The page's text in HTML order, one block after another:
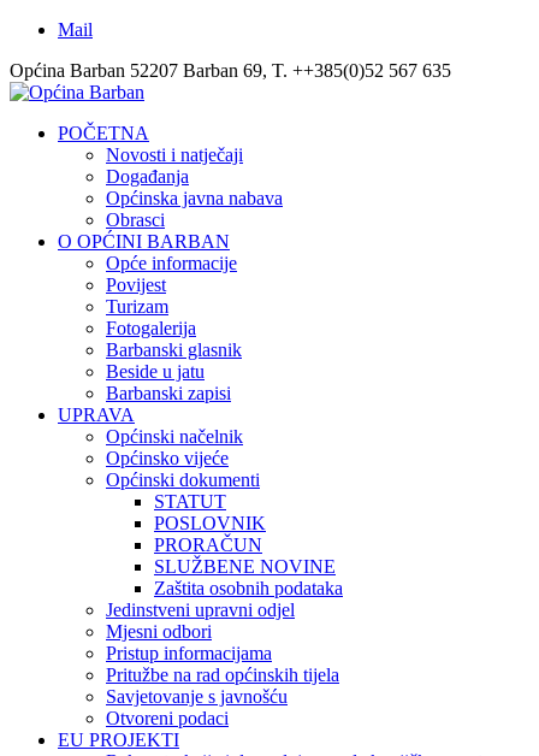
Mail
Općina Barban 52207 Barban 69, T. ++385(0)52 567 635
POČETNA
Novosti i natječaji
Događanja
Općinska javna nabava
Obrasci
O OPĆINI BARBAN
Opće informacije
Povijest
Turizam
Fotogalerija
Barbanski glasnik
Beside u jatu
Barbanski zapisi
UPRAVA
Općinski načelnik
Općinsko vijeće
Općinski dokumenti
STATUT
POSLOVNIK
PRORAČUN
SLUŽBENE NOVINE
Zaštita osobnih podataka
Jedinstveni upravni odjel
Mjesni odbori
Pristup informacijama
Pritužbe na rad općinskih tijela
Savjetovanje s javnošću
Otvoreni podaci
EU PROJEKTI